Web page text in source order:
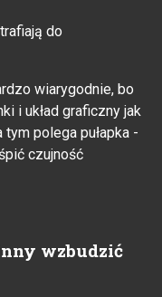
do
wiarygodnie, bo
i układ graficzny jak
tym polega pułapka -
czujność
wzbudzić